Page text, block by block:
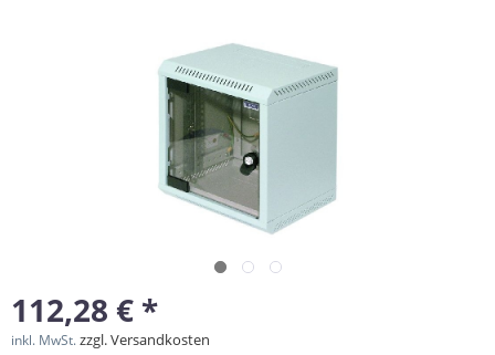
112,28 € *
inkl. MwSt.zzgl. Versandkosten